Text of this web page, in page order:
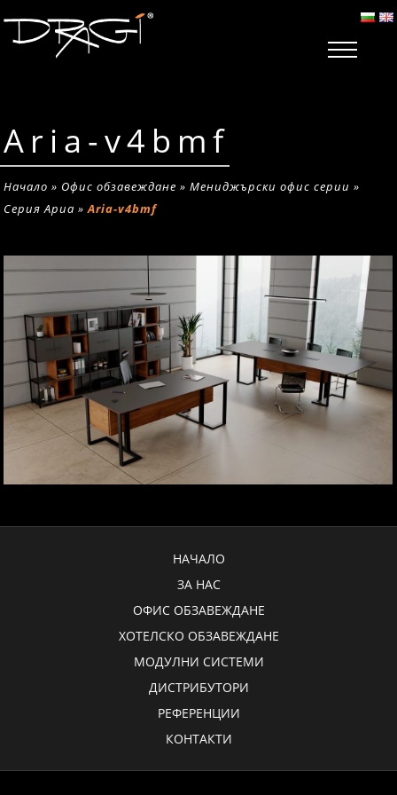
Aria-v4bmf
Начало » Офис обзавеждане »Мениджърски офис серии »
Серия Ариа »Aria-v4bmf
НАЧАЛО
ЗА НАС
ОФИС ОБЗАВЕЖДАНЕ
ХОТЕЛСКО ОБЗАВЕЖДАНЕ
МОДУЛНИ СИСТЕМИ
ДИСТРИБУТОРИ
РЕФЕРЕНЦИИ
КОНТАКТИ